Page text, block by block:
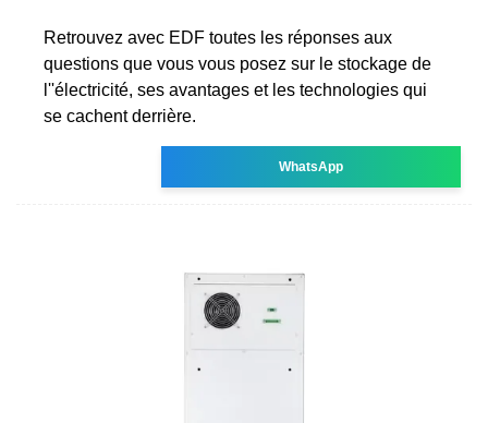
Retrouvez avec EDF toutes les réponses aux
questions que vous vous posez sur le stockage de
l''électricité, ses avantages et les technologies qui
se cachent derrière.
WhatsApp